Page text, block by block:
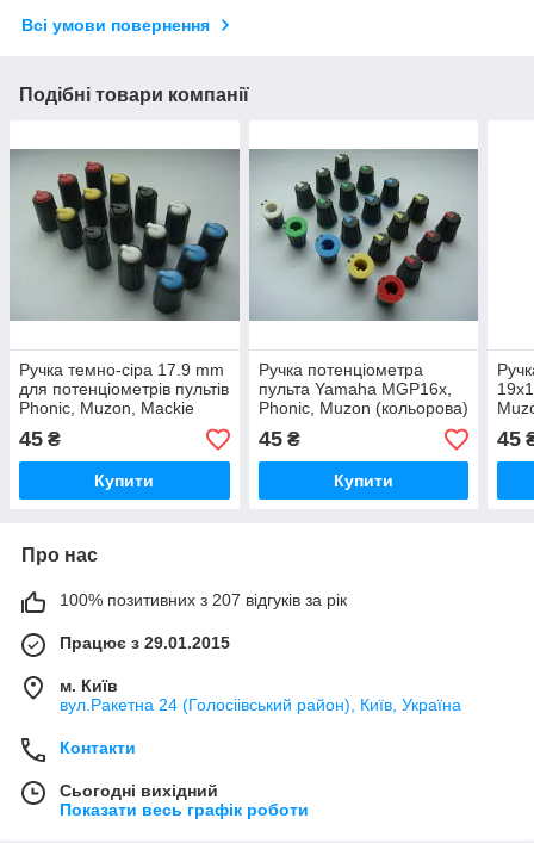
Всі умови повернення
Подібні товари компанії
Ручка темно-сіра 17.9 mm
для потенціометрів пультів
Phonic, Muzon, Mackie
(кольорова)
45 ₴
Купити
Ручка потенціометра
пульта Yamaha MGP16x,
Phonic, Muzon (кольорова)
45₴
Купити
45
Про нас
100% позитивних з 207 відгуків за рік
Працює з 29.01.2015
м. Київ
вул.Ракетна 24 (Голосіівський район), Київ, Україна
Контакти
Сьогодні вихідний
Показати весь графік роботи